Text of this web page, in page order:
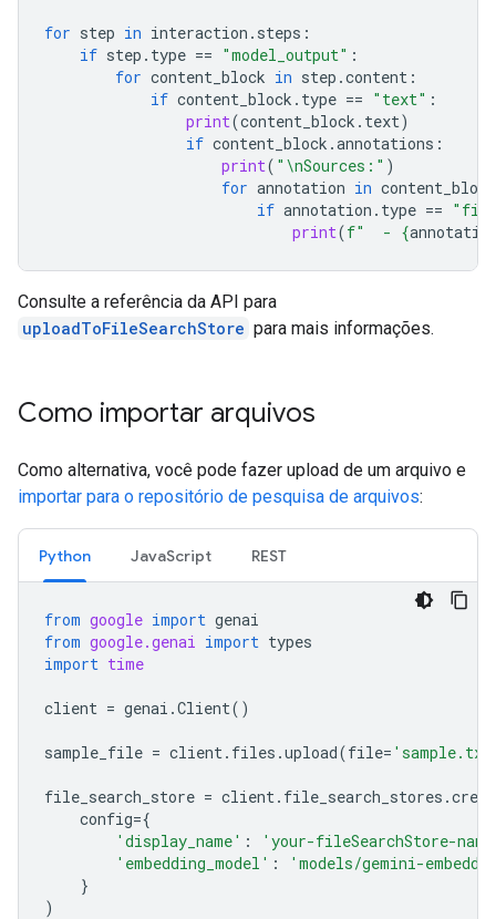
for step in interaction . steps :
if step . type == "model_output" :
for content_block in step .content :
if content_block . type == "text" :
print(content_block . text)
if content_block .annotations :
print( " \nSources:" )
for annotation in content_block
if annotation . type ==
print(f"  - {
Consulte a referência da API para
uploadToFileSearchStore para mais informações.
Como importar arquivos
Como alternativa, você pode fazer upload de um arquivo e
importar para o repositório de pesquisa de arquivos:
Python JavaScript REST
from google import genai
from google.genai import types
import time
client = genai .Client()
sample_file = client. files .upload(file=
file_search_store = client. file_search_stores .
config={
'display_name' :
'your-fileSearchStore-
'embedding_model' :
'models/gemini-
}
)